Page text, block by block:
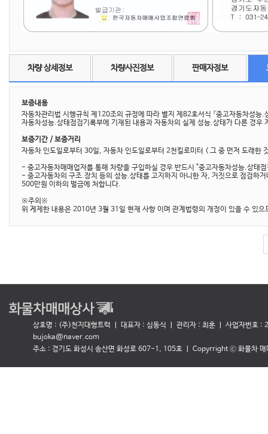
차량 상세정보 차량사진정보 판매자정보
보증내용
자동차관리법 시행규칙 제120조의 규정에 따라 별지 제82호서식 『중고자동차성
자동차성능.상태점검기록부에 기재된 내용과 자동차의 실제 성능.상태가 다른 경우
보증기간 / 보증거리
자동차 인도일로부터 30일, 자동차 인도일로부터 2천킬로미터 ( 그 중 먼저 도래한
- 중고자동차매매업자를 통해 차량을 구입하실 경우 반드시 "중고자동차성능.상태
- 중고자동차의 구조.장치 등의 성능.상태를 고지하지 아니한 자, 거짓으로 점검하
500만원 이하의 벌금에 처합니다.
※주의※
위 게제한 내용은 2010년 3월 31일 현재 사항 이며 관계법령의 개정이 있을 수 있
상호명 : (주)천지대형트럭 ㅣ 대표자 : 심동식 ㅣ 관리자 : 최훈 ㅣ 사업자번
bujoka@naver.com
주소 : 경기도 화성시 송산면 화성로 607-1, 105호 ㅣ Copyrright ⓒ 화물차